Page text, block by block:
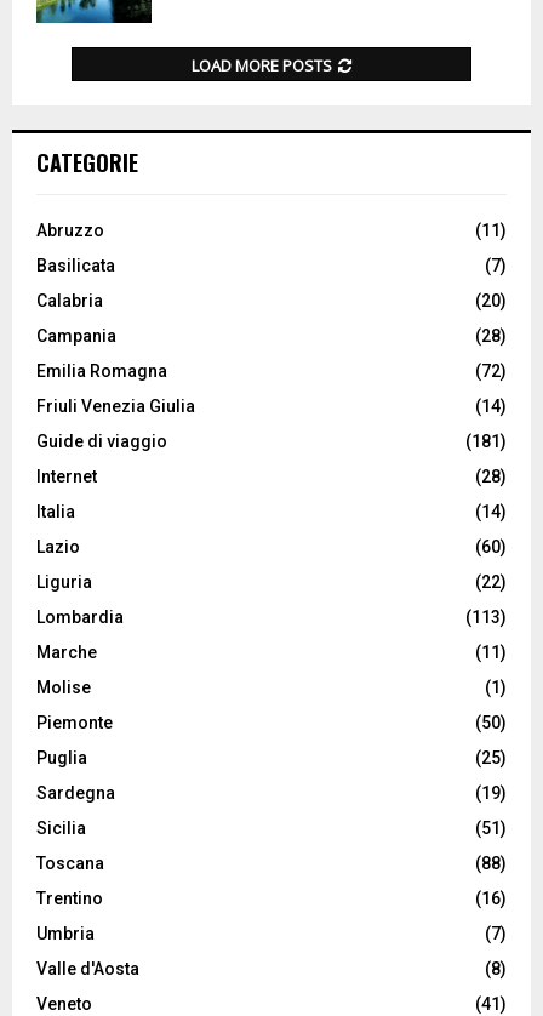
LOAD MORE POSTS
CATEGORIE
Abruzzo
(11)
Basilicata
(7)
Calabria
(20)
Campania
(28)
Emilia Romagna
(72)
Friuli Venezia Giulia
(14)
Guide di viaggio
(181)
Internet
(28)
Italia
(14)
Lazio
(60)
Liguria
(22)
Lombardia
(113)
Marche
(11)
Molise
(1)
Piemonte
(50)
Puglia
(25)
Sardegna
(19)
Sicilia
(51)
Toscana
(88)
Trentino
(16)
Umbria
(7)
Valle d'Aosta
(8)
Veneto
(41)